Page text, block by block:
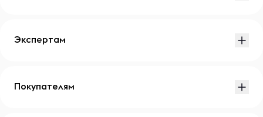
Экспертам
Покупателям